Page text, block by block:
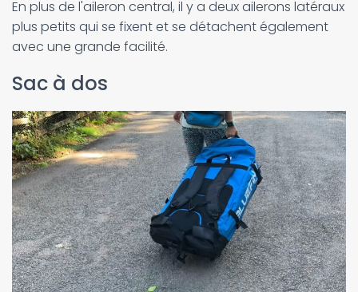
En plus de l'aileron central, il y a deux ailerons latéraux
plus petits qui se fixent et se détachent également
avec une grande facilité.
Sac à dos